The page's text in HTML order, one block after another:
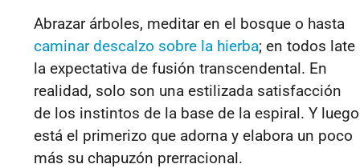
Abrazar árboles, meditar en el bosque o hasta
caminar descalzo sobre la hierba; en todos late
la expectativa de fusión transcendental. En
realidad, solo son una estilizada satisfacción
de los instintos de la base de la espiral. Y luego
está el primerizo que adorna y elabora un poco
más su chapuzón prerracional.